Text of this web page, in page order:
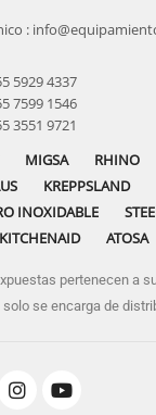
:
5929 4337
7599 1546
3551 9721
MIGSA RHINO
KREPPSLAND
INOXIDABLE
KITCHENAID ATOSA
pertenecen a
se encarga de